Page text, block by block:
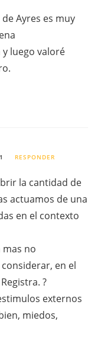
Ayres es muy
luego valoré
RESPONDER
la cantidad de
actuamos de una
en el contexto
mas no
en el
?
externos
miedos,